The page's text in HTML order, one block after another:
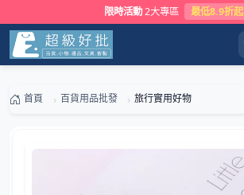
限時活動 2大專區 最低8.9折起
首頁 百貨用品批發 旅行實用好物